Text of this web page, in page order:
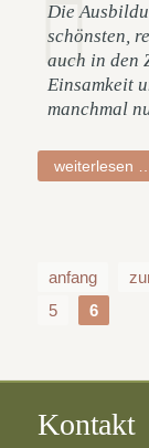
Die
schönsten,
auch in den
Einsamkeit
manchmal
weiterlesen
anfang
5
6
Kontakt